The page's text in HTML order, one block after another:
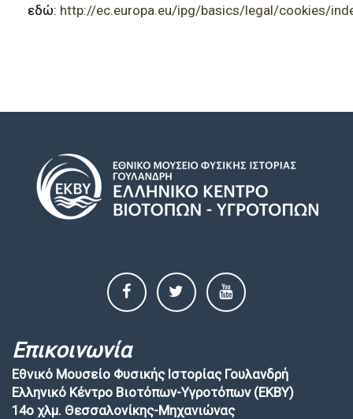
εδώ: http://ec.europa.eu/ipg/basics/legal/cookies/
Επικοινωνία
Εθνικό Μουσείο Φυσικής Ιστορίας Γουλανδρή
Ελληνικό Κέντρο Βιοτόπων-Υγροτόπων (EKBY)
14ο χλμ. Θεσσαλονίκης-Μηχανιώνας